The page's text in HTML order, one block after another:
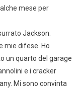
mese per
Jackson.
mie difese. Ho
un quarto del garage
e i cracker
Mi sono convinta